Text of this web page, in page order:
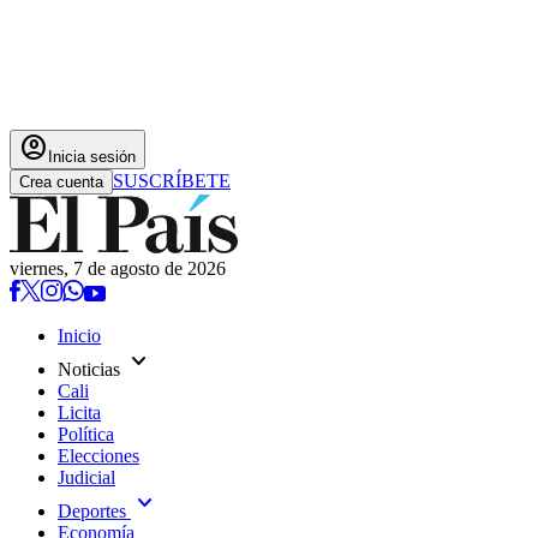
account_circle Inicia sesión
Crea cuenta SUSCRÍBETE
viernes, 7 de agosto de 2026
Inicio
Noticias expand_more
Cali
Licita
Política
Elecciones
Judicial
Deportes expand_more
Economía